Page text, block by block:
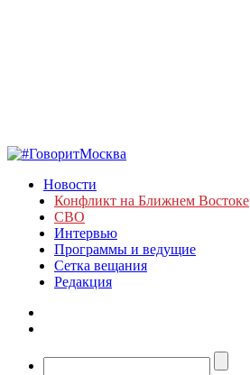
Новости
Конфликт на Ближнем Востоке
СВО
Интервью
Программы и ведущие
Сетка вещания
Редакция